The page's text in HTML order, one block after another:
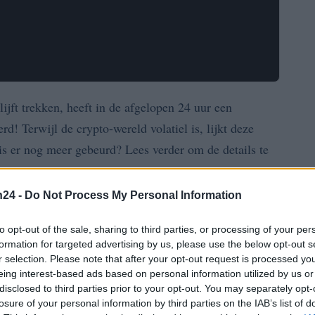
- Do Not Process My Personal Information
opt-out of the sale, sharing to third parties, or processing of your
for targeted advertising by us, please use the below opt-out
selection. Please note that after your opt-out request is processed
interest-based ads based on personal information utilized by us
to third parties prior to your opt-out. You may separately
of your personal information by third parties on the IAB’s list of
trekken, heeft in de afgelopen 24 uur een
Terwijl de crypto-wereld volatiel is, lijkt deze
nog meer gebeurd? Lees verder om de details te
USDT. Wat betekent dit voor de toekomst?
hoogste stijging sinds begin juli. Dit markeert een
begint, vooral na een teleurstellende augustus die
de wereld van deze meme coin?